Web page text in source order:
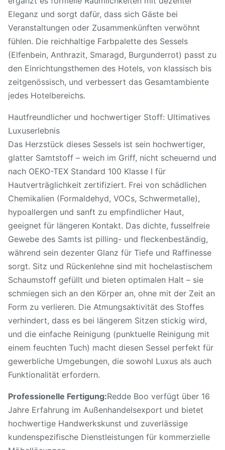
Eleganz und sorgt dafür, dass sich Gäste bei
Veranstaltungen oder Zusammenkünften verwöhnt
fühlen. Die reichhaltige Farbpalette des Sessels
(Elfenbein, Anthrazit, Smaragd, Burgunderrot) passt zu
den Einrichtungsthemen des Hotels, von klassisch bis
zeitgenössisch, und verbessert das Gesamtambiente
jedes Hotelbereichs.
Hautfreundlicher und hochwertiger Stoff: Ultimatives
Luxuserlebnis
Das Herzstück dieses Sessels ist sein hochwertiger,
glatter Samtstoff – weich im Griff, nicht scheuernd und
nach OEKO-TEX Standard 100 Klasse I für
Hautverträglichkeit zertifiziert. Frei von schädlichen
Chemikalien (Formaldehyd, VOCs, Schwermetalle),
hypoallergen und sanft zu empfindlicher Haut,
geeignet für längeren Kontakt. Das dichte, fusselfreie
Gewebe des Samts ist pilling- und fleckenbeständig,
während sein dezenter Glanz für Tiefe und Raffinesse
sorgt. Sitz und Rückenlehne sind mit hochelastischem
Schaumstoff gefüllt und bieten optimalen Halt – sie
schmiegen sich an den Körper an, ohne mit der Zeit an
Form zu verlieren. Die Atmungsaktivität des Stoffes
verhindert, dass es bei längerem Sitzen stickig wird,
und die einfache Reinigung (punktuelle Reinigung mit
einem feuchten Tuch) macht diesen Sessel perfekt für
gewerbliche Umgebungen, die sowohl Luxus als auch
Funktionalität erfordern.
Professionelle Fertigung:Redde Boo verfügt über 16
Jahre Erfahrung im Außenhandelsexport und bietet
hochwertige Handwerkskunst und zuverlässige
kundenspezifische Dienstleistungen für kommerzielle